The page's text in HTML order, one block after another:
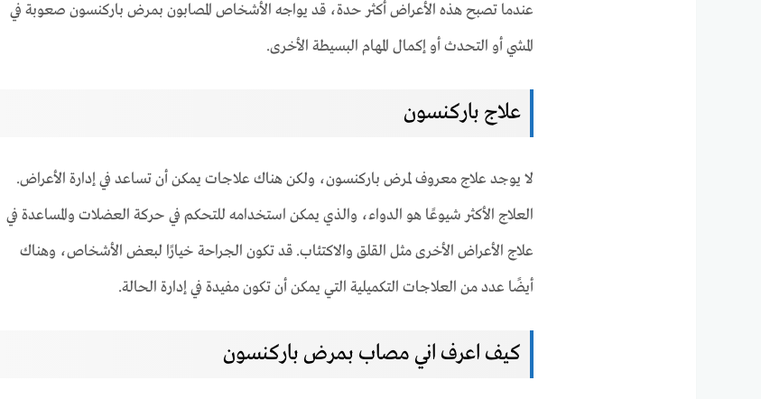
عندما تصبح هذه الأعراض أكثر حدة، قد يواجه الأشخاص المصابون بمرض باركنسون صعوبة في
المشي أو التحدث أو إكمال المهام البسيطة الأخرى.
علاج باركنسون
لا يوجد علاج معروف لمرض باركنسون، ولكن هناك علاجات يمكن أن تساعد في إدارة الأعراض.
العلاج الأكثر شيوعًا هو الدواء، والذي يمكن استخدامه للتحكم في حركة العضلات والمساعدة في
علاج الأعراض الأخرى مثل القلق والاكتئاب. قد تكون الجراحة خيارًا لبعض الأشخاص، وهناك
أيضًا عدد من العلاجات التكميلية التي يمكن أن تكون مفيدة في إدارة الحالة.
كيف اعرف اني مصاب بمرض باركنسون